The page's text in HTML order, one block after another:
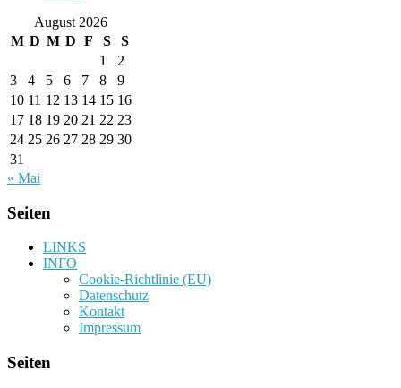
August 2026
M D M D F S
S
1
2
3
4 5 6 7 8
9
10 11 12 13 14 15 16
17 18 19 20 21 22 23
24 25 26 27 28 29 30
31
« Mai
Seiten
LINKS
INFO
Cookie-Richtlinie (EU)
Datenschutz
Kontakt
Impressum
Seiten